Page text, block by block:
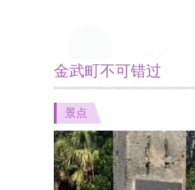
金武町不可错过
景点